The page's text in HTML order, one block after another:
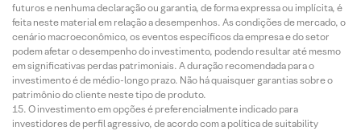
futuros e nenhuma declaração ou garantia, de forma expressa ou implícita, é
feita neste material em relação a desempenhos. As condições de mercado, o
cenário macroeconômico, os eventos específicos da empresa e do setor
podem afetar o desempenho do investimento, podendo resultar até mesmo
em significativas perdas patrimoniais. A duração recomendada para o
investimento é de médio-longo prazo. Não há quaisquer garantias sobre o
patrimônio do cliente neste tipo de produto.
O investimento em opções é preferencialmente indicado para
investidores de perfil agressivo, de acordo com a política de suitability